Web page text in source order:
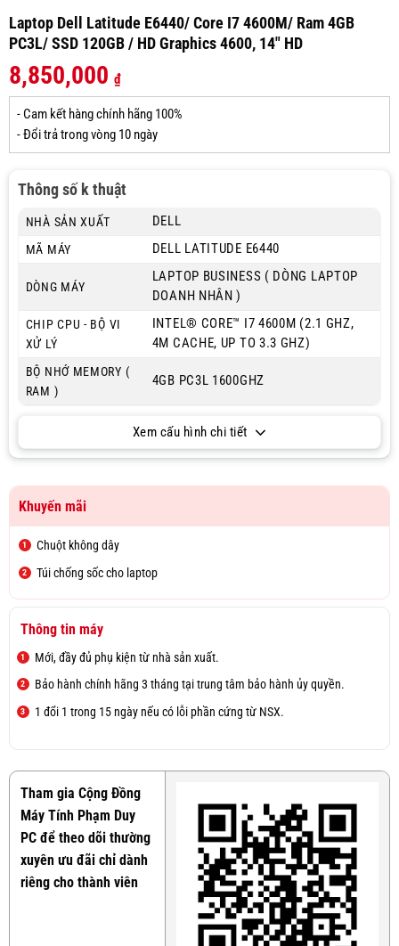
Laptop Dell Latitude E6440/ Core I7 4600M/ Ram 4GB
PC3L/ SSD 120GB / HD Graphics 4600, 14″ HD
8,850,000 ₫
- Cam kết hàng chính hãng 100%
- Đổi trả trong vòng 10 ngày
Thông số k thuật
NHÀ SẢN XUẤT DELL
MÃ MÁY DELL LATITUDE E6440
DÒNG MÁY
LAPTOP BUSINESS ( DÒNG LAPTOP
DOANH NHÂN )
CHIP CPU - BỘ VI
XỬ LÝ
INTEL® CORE™ I7 4600M (2.1 GHZ,
4M CACHE, UP TO 3.3 GHZ)
BỘ NHỚ MEMORY (
RAM )
4GB PC3L 1600GHZ
Xem cấu hình chi tiết
Khuyến mãi
Chuột không dây
Túi chống sốc cho laptop
Thông tin máy
Mới, đầy đủ phụ kiện từ nhà sản xuất.
Bảo hành chính hãng 3 tháng tại trung tâm bảo hành ủy quyền.
1 đổi 1 trong 15 ngày nếu có lỗi phần cứng từ NSX.
Tham gia Cộng Đồng
Máy Tính Phạm Duy
PC để theo dõi thường
xuyên ưu đãi chỉ dành
riêng cho thành viên